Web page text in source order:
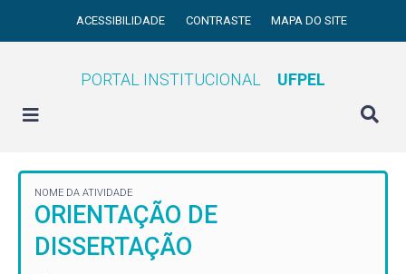
ACESSIBILIDADE CONTRASTE MAPA DO SITE
PORTAL INSTITUCIONAL UFPEL
NOME DA ATIVIDADE
ORIENTAÇÃO DE
DISSERTAÇÃO